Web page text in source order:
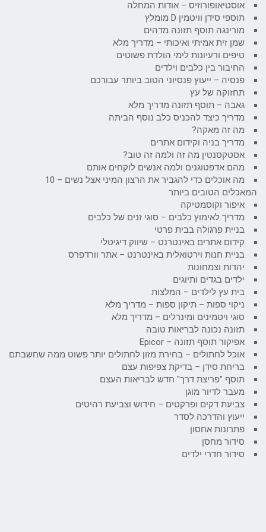
אוסטיאופורוזיס – אודות המחלה
תוספי סידן וויטמין D מומלץ
מורינגה תוסף תזונה מדהים
שמן זית אמיתי ואיכותי – מדריך מלא
טיפים ורעיונות לימי הולדת פשוטים
החיבור בין כלבים וילדים
פנסיה – ייעוץ פנסיוני הטוב ביותר עבורכם
תחזוקה של עץ
גאבה – תוסף תזונה מדריך מלא
מדריך כיצד להכניס כלב נוסף הביתה
מה זה מאקה?
מדריך בניה וקידום אתרים
אסטקסנטין מה זה ולמה זה טוב?
מהם אדפטוגנים ולמה אנשים לוקחים אותם
מה אוכלים כדי להגביר את הרצון המיני אצל נשים – 10
המאכלים הטובים ביותר
איפור וקוסמטיקה
מדריך לאימוץ כלבים – סוגי זנים של כלבים
בניית פרגולה בבית פרטי
קידום אתרים באינטרנט – שיווק דיגיטלי
בניית חנות וירטואלית באינטרנט – אתר וורדפרס
יהדות וצמחונות
ילדים בגדים ותיוגים
בית עץ לילדים – המלצות
ניקוי ספות – תיקון ספות – מדריך מלא
סוגי ויטמינים ומינרלים – מדריך מלא
תזונה נכונה לבריאות טובה
אפיקור תוסף תזונה – Epicor
אוכל לחתולים – בחירת מזון לחתולים יותר פשוט ממה שחשבתם
בריחת סידן – בדיקת צפיפות עצם
תוסף "פריצת דרך" חדש לבריאות העצם
מעבר לדיור מוגן
צביעת דקים ופרקטים – חידוש וצביעת רהיטים
ייעוץ והדרכה לסדר
פתרונות אחסון
סידור מחסן
סידור חדרי ילדים